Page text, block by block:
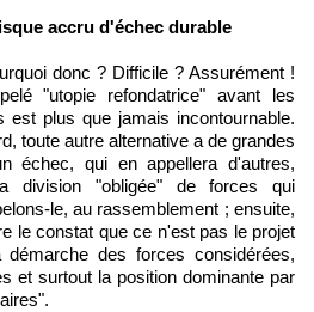
accru d'échec durable
donc ? Difficile ? Assurément !
"utopie refondatrice" avant les
est plus que jamais incontournable.
toute autre alternative a de grandes
échec, qui en appellera d'autres,
division "obligée" de forces qui
le, au rassemblement ; ensuite,
le constat que ce n'est pas le projet
des forces considérées,
et surtout la position dominante par